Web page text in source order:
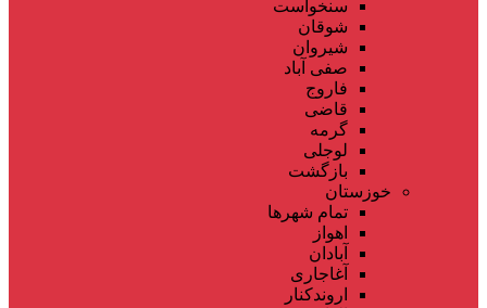
سنخواست
شوقان
شیروان
صفی آباد
فاروج
قاضی
گرمه
لوجلی
بازگشت
خوزستان
تمام شهر‌ها
اهواز
آبادان
آغاجاری
اروندکنار